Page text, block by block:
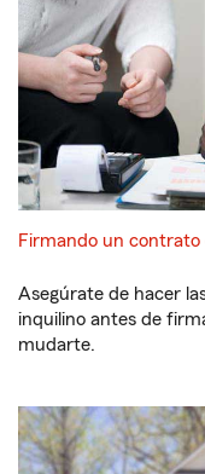
Firmando un contrato
Asegúrate de hacer
inquilino antes de
mudarte.